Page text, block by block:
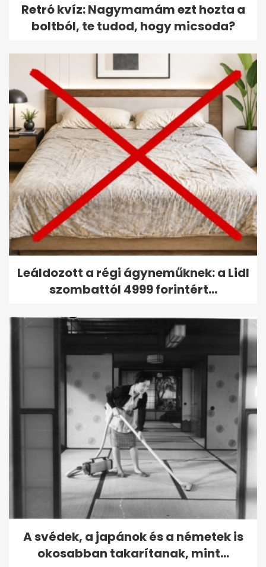
Retró kvíz: Nagymamám ezt hozta a
boltból, te tudod, hogy micsoda?
Leáldozott a régi ágyneműknek: a Lidl
szombattól 4999 forintért...
A svédek, a japánok és a németek is
okosabban takarítanak, mint...